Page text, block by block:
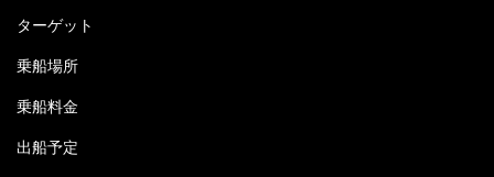
ターゲット
乗船場所
乗船料金
出船予定